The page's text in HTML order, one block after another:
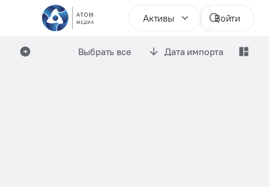
Активы Войти
Выбрать все Дата импорта